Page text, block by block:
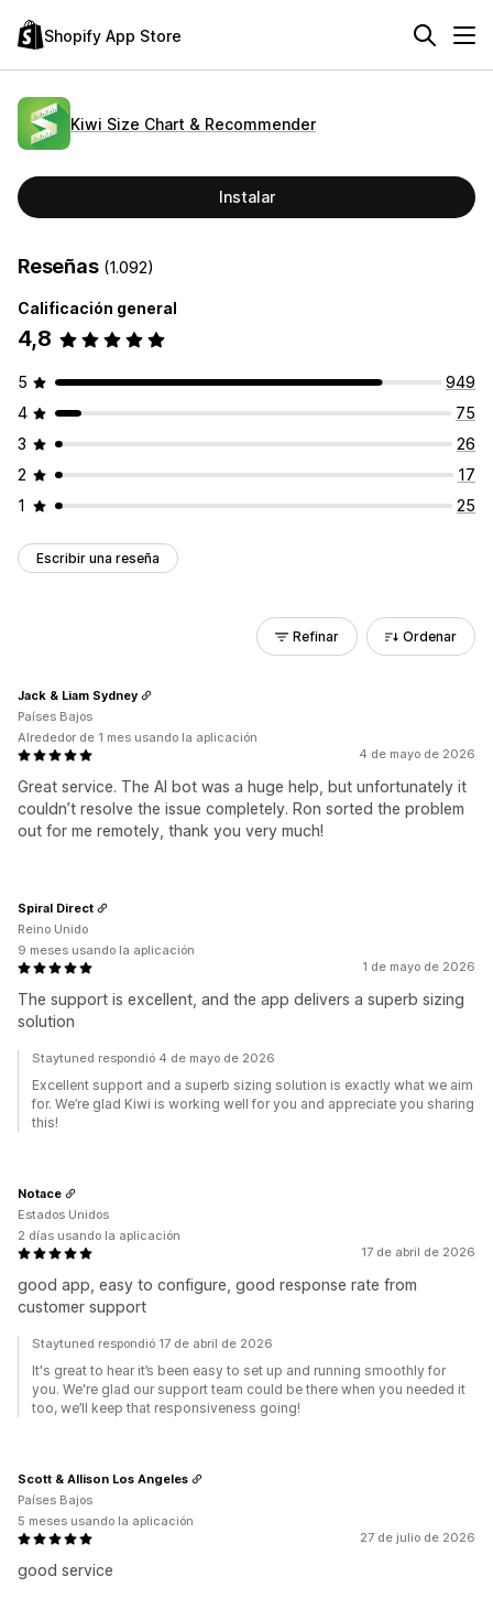
Shopify App Store
Kiwi Size Chart & Recommender
Instalar
Reseñas (1.092)
Calificación general
4,8
5
949
4
75
3
26
2
17
1
25
Escribir una reseña
Refinar Ordenar
4 de mayo de 2026
Great service. The AI bot was a huge help, but unfortunately it
couldn’t resolve the issue completely. Ron sorted the problem
out for me remotely, thank you very much!
Jack & Liam Sydney
Países Bajos
Alrededor de 1 mes usando la aplicación
1 de mayo de 2026
The support is excellent, and the app delivers a superb sizing
solution
Spiral Direct
Reino Unido
9 meses usando la aplicación
Staytuned respondió 4 de mayo de 2026
Excellent support and a superb sizing solution is exactly what we aim
for. We’re glad Kiwi is working well for you and appreciate you sharing
this!
17 de abril de 2026
good app, easy to configure, good response rate from
customer support
Notace
Estados Unidos
2 días usando la aplicación
Staytuned respondió 17 de abril de 2026
It's great to hear it’s been easy to set up and running smoothly for
you. We're glad our support team could be there when you needed it
too, we’ll keep that responsiveness going!
27 de julio de 2026
good service
Scott & Allison Los Angeles
Países Bajos
5 meses usando la aplicación